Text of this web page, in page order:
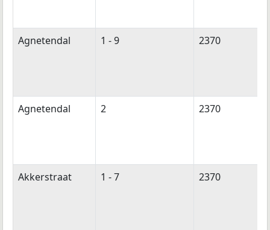
Agnetendal 1 - 9 2370
Agnetendal 2 2370
Akkerstraat 1 - 7 2370